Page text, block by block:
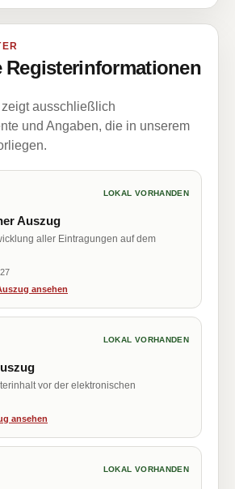
Registerinformationen
ausschließlich
und Angaben, die in unserem
LOKAL VORHANDEN
Auszug
aller Eintragungen auf dem
ansehen
LOKAL VORHANDEN
vor der elektronischen
ansehen
LOKAL VORHANDEN